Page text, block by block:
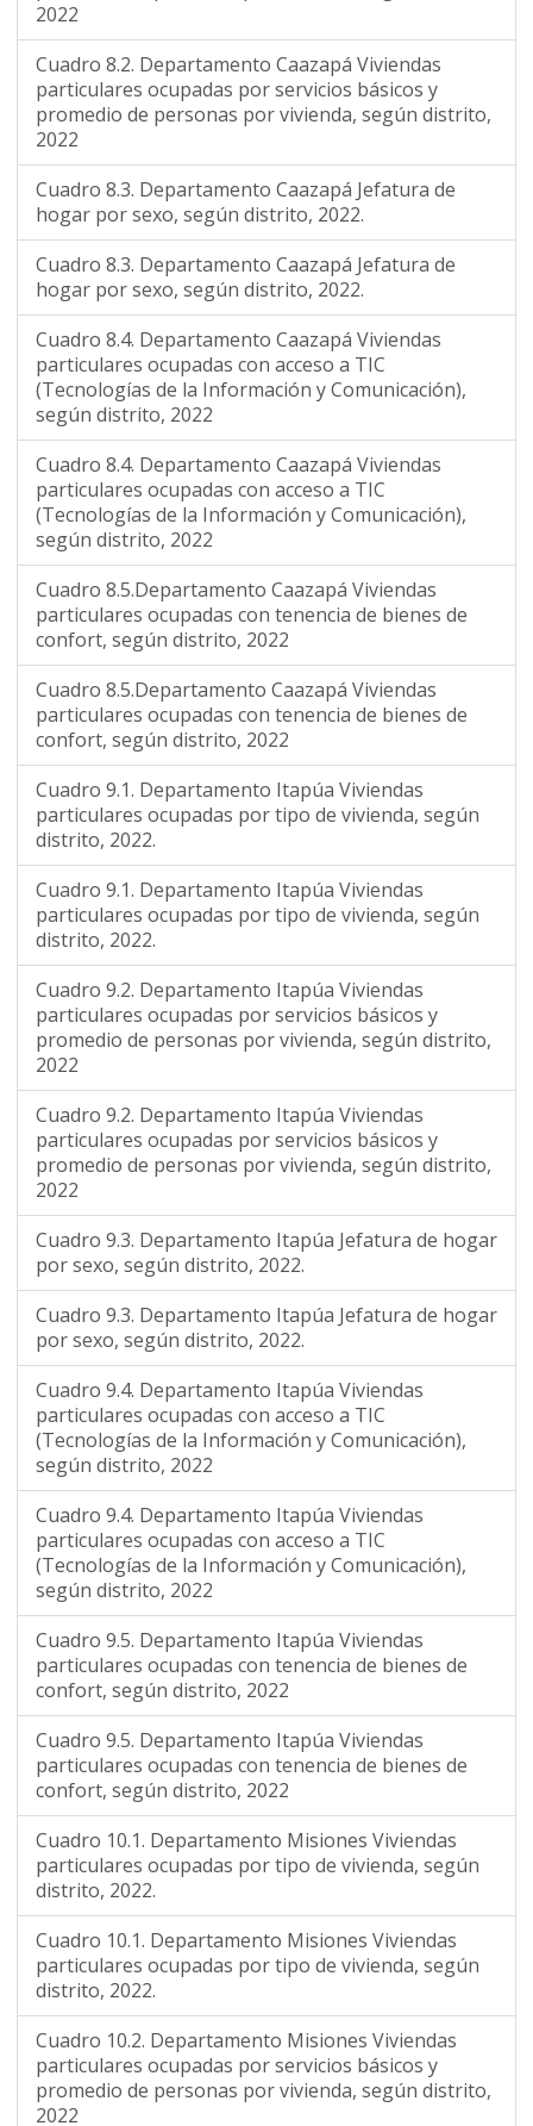
2022
Cuadro 8.2. Departamento Caazapá Viviendas
particulares ocupadas por servicios básicos y
promedio de personas por vivienda, según distrito,
2022
Cuadro 8.3. Departamento Caazapá Jefatura de
hogar por sexo, según distrito, 2022.
Cuadro 8.3. Departamento Caazapá Jefatura de
hogar por sexo, según distrito, 2022.
Cuadro 8.4. Departamento Caazapá Viviendas
particulares ocupadas con acceso a TIC
(Tecnologías de la Información y Comunicación),
según distrito, 2022
Cuadro 8.4. Departamento Caazapá Viviendas
particulares ocupadas con acceso a TIC
(Tecnologías de la Información y Comunicación),
según distrito, 2022
Cuadro 8.5.Departamento Caazapá Viviendas
particulares ocupadas con tenencia de bienes de
confort, según distrito, 2022
Cuadro 8.5.Departamento Caazapá Viviendas
particulares ocupadas con tenencia de bienes de
confort, según distrito, 2022
Cuadro 9.1. Departamento Itapúa Viviendas
particulares ocupadas por tipo de vivienda, según
distrito, 2022.
Cuadro 9.1. Departamento Itapúa Viviendas
particulares ocupadas por tipo de vivienda, según
distrito, 2022.
Cuadro 9.2. Departamento Itapúa Viviendas
particulares ocupadas por servicios básicos y
promedio de personas por vivienda, según distrito,
2022
Cuadro 9.2. Departamento Itapúa Viviendas
particulares ocupadas por servicios básicos y
promedio de personas por vivienda, según distrito,
2022
Cuadro 9.3. Departamento Itapúa Jefatura de hogar
por sexo, según distrito, 2022.
Cuadro 9.3. Departamento Itapúa Jefatura de hogar
por sexo, según distrito, 2022.
Cuadro 9.4. Departamento Itapúa Viviendas
particulares ocupadas con acceso a TIC
(Tecnologías de la Información y Comunicación),
según distrito, 2022
Cuadro 9.4. Departamento Itapúa Viviendas
particulares ocupadas con acceso a TIC
(Tecnologías de la Información y Comunicación),
según distrito, 2022
Cuadro 9.5. Departamento Itapúa Viviendas
particulares ocupadas con tenencia de bienes de
confort, según distrito, 2022
Cuadro 9.5. Departamento Itapúa Viviendas
particulares ocupadas con tenencia de bienes de
confort, según distrito, 2022
Cuadro 10.1. Departamento Misiones Viviendas
particulares ocupadas por tipo de vivienda, según
distrito, 2022.
Cuadro 10.1. Departamento Misiones Viviendas
particulares ocupadas por tipo de vivienda, según
distrito, 2022.
Cuadro 10.2. Departamento Misiones Viviendas
particulares ocupadas por servicios básicos y
promedio de personas por vivienda, según distrito,
2022